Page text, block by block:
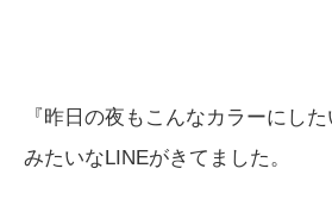
『昨日の夜もこんなカラーにし
みたいなLINEがきてました。